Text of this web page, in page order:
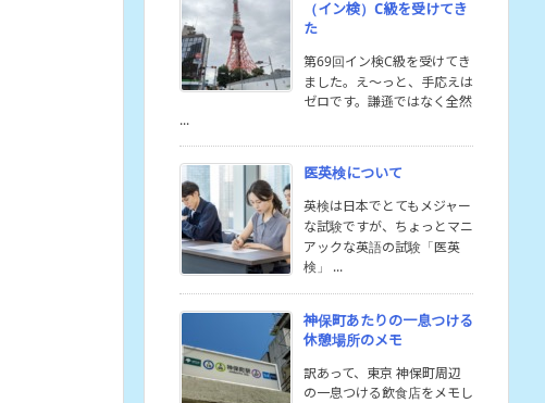
（イン検）C級を受けてき
た
第69回イン検C級を受けてき
ました。え〜っと、手応えは
ゼロです。謙遜ではなく全然
...
医英検について
英検は日本でとてもメジャー
な試験ですが、ちょっとマニ
アックな英語の試験「医英
検」 ...
神保町あたりの一息つける
休憩場所のメモ
訳あって、東京 神保町周辺
の一息つける飲食店をメモし